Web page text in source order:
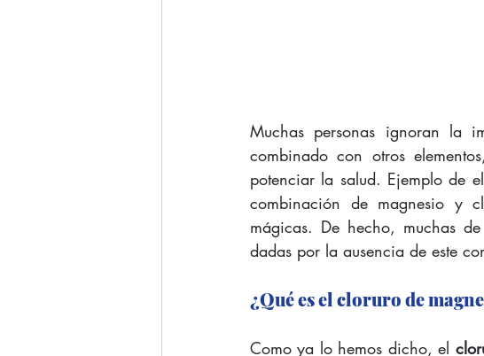
Muchas personas ignoran la
combinado con otros
potenciar la salud. Ejemplo de
combinación de magnesio y
mágicas. De hecho, muchas
dadas por la ausencia de este
¿Qué es el cloruro de
Como ya lo hemos dicho, el